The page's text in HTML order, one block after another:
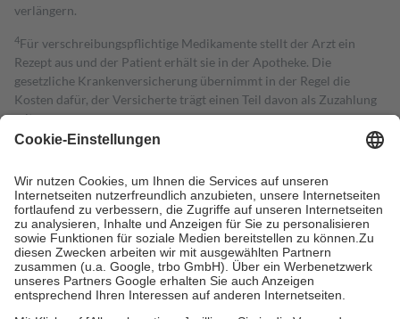
verlängern.
4Für verschreibungspflichtige Medikamente stellt der Arzt ein
Rezept aus und der Patient erhält sie in der Apotheke. Die
gesetzliche Krankenversicherung übernimmt in der Regel die
Kosten dafür, der Versicherte trägt einen Teil davon als Zuzahlung
mit.
Grundsätzlich leisten Mitglieder Zuzahlungen in Höhe von zehn
höchstens zehn Euro.
Es sind jedoch nie mehr als die tatsächlichen
Kosten der Leistung zu entrichten.
Diese Regeln gelten grundsätzlich auch für Online-Apotheken.
Bei Heilmitteln und häuslicher Krankenpflege beträgt die
Zuzahlung zehn Prozent der Kosten sowie zehn Euro je
Verordnung.
Um das Engagement der Versicherten für ihre eigene Gesundheit zu
stärken und die besondere Stellung der Familie zu unterstützen,